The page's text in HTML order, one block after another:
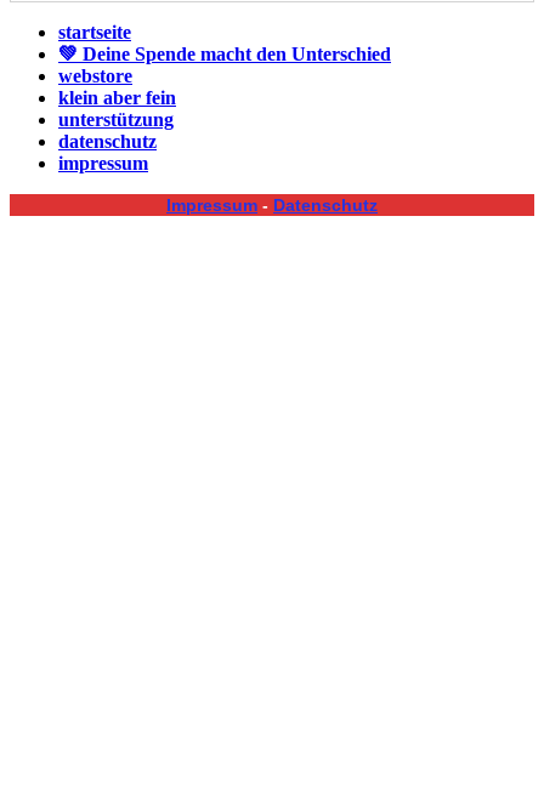
startseite
💚 Deine Spende macht den Unterschied
webstore
klein aber fein
unterstützung
datenschutz
impressum
Impressum - Datenschutz